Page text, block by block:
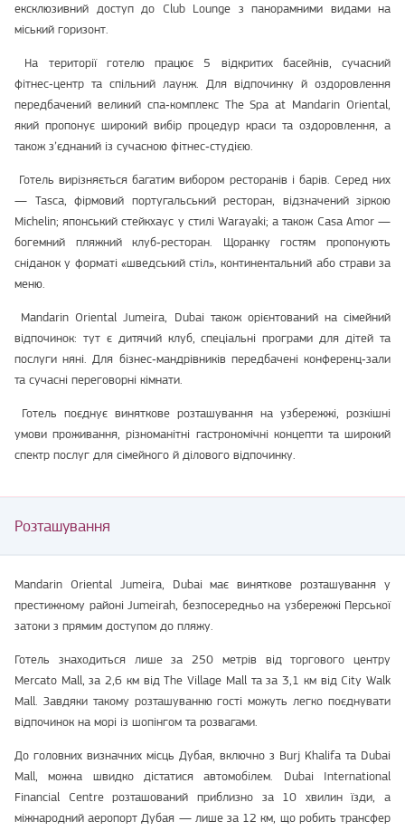
ексклюзивний доступ до Club Lounge з панорамними видами на
міський горизонт.
На території готелю працює 5 відкритих басейнів, сучасний
фітнес‑центр та спільний лаунж. Для відпочинку й оздоровлення
передбачений великий спа‑комплекс The Spa at Mandarin Oriental,
який пропонує широкий вибір процедур краси та оздоровлення, а
також з’єднаний із сучасною фітнес‑студією.
Готель вирізняється багатим вибором ресторанів і барів. Серед них
— Tasca, фірмовий португальський ресторан, відзначений зіркою
Michelin; японський стейкхаус у стилі Warayaki; а також Casa Amor —
богемний пляжний клуб‑ресторан. Щоранку гостям пропонують
сніданок у форматі «шведський стіл», континентальний або страви за
меню.
Mandarin Oriental Jumeira, Dubai також орієнтований на сімейний
відпочинок: тут є дитячий клуб, спеціальні програми для дітей та
послуги няні. Для бізнес‑мандрівників передбачені конференц‑зали
та сучасні переговорні кімнати.
Готель поєднує виняткове розташування на узбережжі, розкішні
умови проживання, різноманітні гастрономічні концепти та широкий
спектр послуг для сімейного й ділового відпочинку.
Розташування
Mandarin Oriental Jumeira, Dubai має виняткове розташування у
престижному районі Jumeirah, безпосередньо на узбережжі Перської
затоки з прямим доступом до пляжу.
Готель знаходиться лише за 250 метрів від торгового центру
Mercato Mall, за 2,6 км від The Village Mall та за 3,1 км від City Walk
Mall. Завдяки такому розташуванню гості можуть легко поєднувати
відпочинок на морі із шопінгом та розвагами.
До головних визначних місць Дубая, включно з Burj Khalifa та Dubai
Mall, можна швидко дістатися автомобілем. Dubai International
Financial Centre розташований приблизно за 10 хвилин їзди, а
міжнародний аеропорт Дубая — лише за 12 км, що робить трансфер